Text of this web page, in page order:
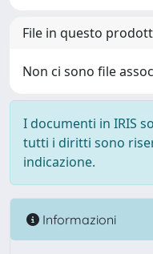
File in questo
Non ci sono file
I documenti in IRIS
tutti i diritti sono
indicazione.
Informazioni